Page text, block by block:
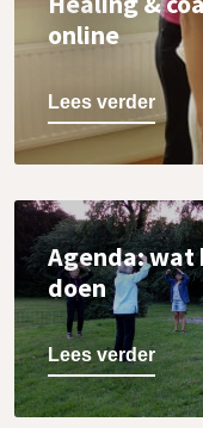
online
Lees verder
Agenda: wat
doen
Lees verder